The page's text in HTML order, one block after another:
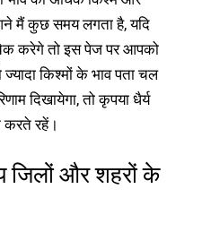
मैं कुछ समय लगता है, यदि
करेगे तो इस पेज पर आपको
किश्मों के भाव पता चल
दिखायेगा, तो कृपया धैर्य
रहें।
जिलों और शहरों के